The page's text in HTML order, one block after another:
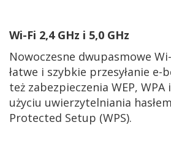
Wi-Fi 2,4 GHz i 5,0 GHz
Nowoczesne dwupasmowe
łatwe i szybkie przesyłanie e-
też zabezpieczenia WEP, WPA
użyciu uwierzytelniania
Protected Setup (WPS).